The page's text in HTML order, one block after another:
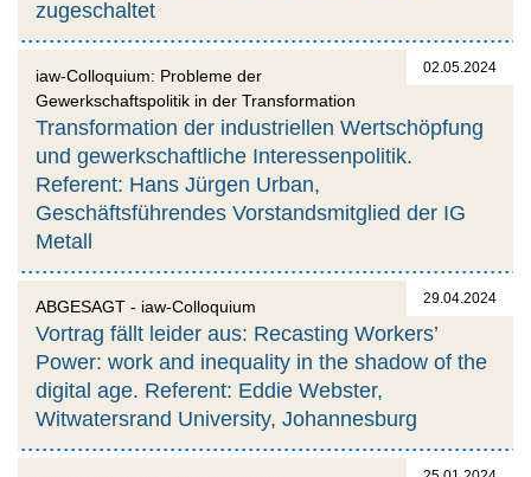
zugeschaltet
02.05.2024
iaw-Colloquium: Probleme der
Gewerkschaftspolitik in der Transformation
Transformation der industriellen Wertschöpfung
und gewerkschaftliche Interessenpolitik.
Referent: Hans Jürgen Urban,
Geschäftsführendes Vorstandsmitglied der IG
Metall
29.04.2024
ABGESAGT - iaw-Colloquium
Vortrag fällt leider aus: Recasting Workers’
Power: work and inequality in the shadow of the
digital age. Referent: Eddie Webster,
Witwatersrand University, Johannesburg